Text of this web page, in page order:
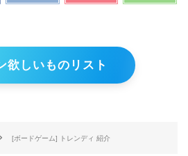
欲しいものリスト
[ボードゲーム] トレンディ 紹介